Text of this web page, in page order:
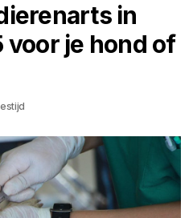
in
voor je hond of